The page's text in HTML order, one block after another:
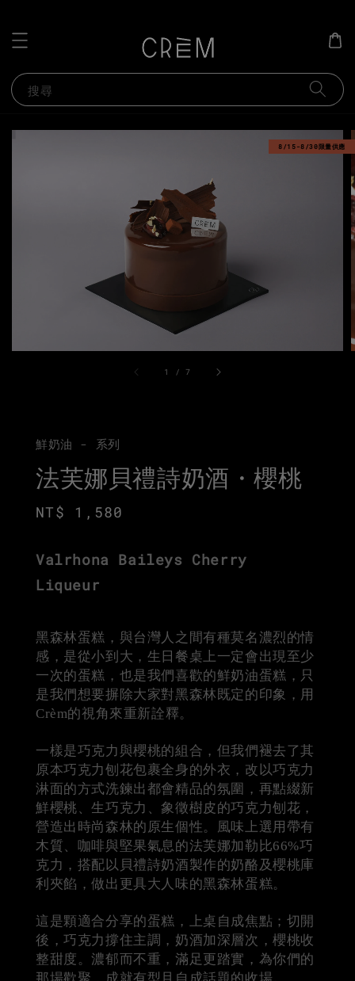
搜尋
1 /7
8/15-8/30限量供應
鮮奶油 - 系列
法芙娜貝禮詩奶酒・櫻桃
Regular
NT$ 1,580
Valrhona Baileys Cherry
Liqueur
黑森林蛋糕，與台灣人之間有種莫名濃烈的情
感，是從小到大，生日餐桌上一定會出現至少
一次的蛋糕，也是我們喜歡的鮮奶油蛋糕，只
是我們想要摒除大家對黑森林既定的印象，用
Crèm的視角來重新詮釋。
一樣是巧克力與櫻桃的組合，但我們褪去了其
原本巧克力刨花包裹全身的外衣，改以巧克力
淋面的方式洗鍊出都會精品的氛圍，再點綴新
鮮櫻桃、生巧克力、象徵樹皮的巧克力刨花，
營造出時尚森林的原生個性。風味上選用帶有
木質、咖啡與堅果氣息的法芙娜加勒比66%巧
克力，搭配以貝禮詩奶酒製作的奶酪及櫻桃庫
利夾餡，做出更具大人味的黑森林蛋糕。
這是顆適合分享的蛋糕，上桌自成焦點；切開
後，巧克力撐住主調，奶酒加深層次，櫻桃收
整甜度。濃郁而不重，滿足更踏實，為你們的
那場歡聚，成就有型且自成話題的收場。